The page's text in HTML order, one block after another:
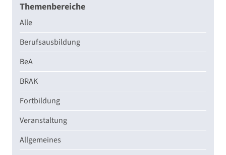
Themenbereiche
Alle
Berufsausbildung
BeA
BRAK
Fortbildung
Veranstaltung
Allgemeines